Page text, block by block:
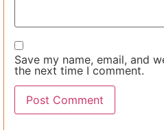
Save my name, email, and
the next time I comment.